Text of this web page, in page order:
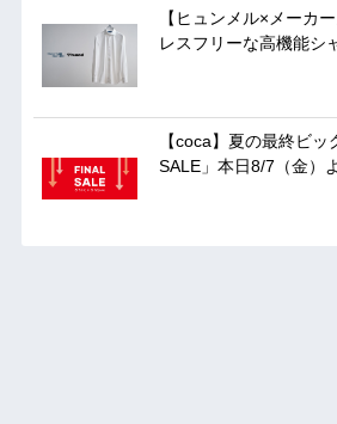
【ヒュンメル×メーカ
レスフリーな高機能シ
【coca】夏の最終ビッ
SALE」本日8/7（金）